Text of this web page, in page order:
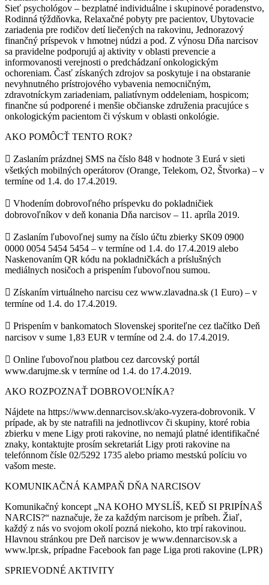
Sieť psychológov – bezplatné individuálne i skupinové poradenstvo,
Rodinná týždňovka, Relaxačné pobyty pre pacientov, Ubytovacie
zariadenia pre rodičov detí liečených na rakovinu, Jednorazový
finančný príspevok v hmotnej núdzi a pod. Z výnosu Dňa narcisov
sa pravidelne podporujú aj aktivity v oblasti prevencie a
informovanosti verejnosti o predchádzaní onkologickým
ochoreniam. Časť získaných zdrojov sa poskytuje i na obstaranie
nevyhnutného prístrojového vybavenia nemocničným,
zdravotníckym zariadeniam, paliatívnym oddeleniam, hospicom;
finančne sú podporené i menšie občianske združenia pracujúce s
onkologickým pacientom či výskum v oblasti onkológie.
AKO POMÔCŤ TENTO ROK?
 Zaslaním prázdnej SMS na číslo 848 v hodnote 3 Eurá v sieti
všetkých mobilných operátorov (Orange, Telekom, O2, Štvorka) – v
termíne od 1.4. do 17.4.2019.
 Vhodením dobrovoľného príspevku do pokladničiek
dobrovoľníkov v deň konania Dňa narcisov – 11. apríla 2019.
 Zaslaním ľubovoľnej sumy na číslo účtu zbierky SK09 0900
0000 0054 5454 5454 – v termíne od 1.4. do 17.4.2019 alebo
Naskenovaním QR kódu na pokladničkách a príslušných
mediálnych nosičoch a prispením ľubovoľnou sumou.
 Získaním virtuálneho narcisu cez www.zlavadna.sk (1 Euro) – v
termíne od 1.4. do 17.4.2019.
 Prispením v bankomatoch Slovenskej sporiteľne cez tlačítko Deň
narcisov v sume 1,83 EUR v termíne od 2.4. do 17.4.2019.
 Online ľubovoľnou platbou cez darcovský portál
www.darujme.sk v termíne od 1.4. do 17.4.2019.
AKO ROZPOZNAŤ DOBROVOĽNÍKA?
Nájdete na https://www.dennarcisov.sk/ako-vyzera-dobrovonik. V
prípade, ak by ste natrafili na jednotlivcov či skupiny, ktoré robia
zbierku v mene Ligy proti rakovine, no nemajú platné identifikačné
znaky, kontaktujte prosím sekretariát Ligy proti rakovine na
telefónnom čísle 02/5292 1735 alebo priamo mestskú políciu vo
vašom meste.
KOMUNIKAČNÁ KAMPAŇ DŇA NARCISOV
Komunikačný koncept „NA KOHO MYSLÍŠ, KEĎ SI PRIPÍNAŠ
NARCIS?“ naznačuje, že za každým narcisom je príbeh. Žiaľ,
každý z nás vo svojom okolí pozná niekoho, kto trpí rakovinou.
Hlavnou stránkou pre Deň narcisov je www.dennarcisov.sk a
www.lpr.sk, prípadne Facebook fan page Liga proti rakovine (LPR)
SPRIEVODNÉ AKTIVITY